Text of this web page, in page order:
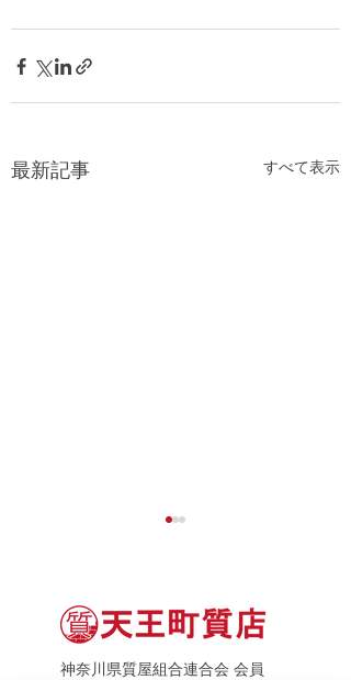
最新記事 すべて表示
神奈川県質屋組合連合会 会員